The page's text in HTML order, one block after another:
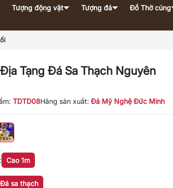
Tượng động vật Tượng đá
Đồ Thờ cúng
Tạng Đá Sa Thạch Nguyên
TDTD08Hãng sản xuất: Đá Mỹ Nghệ Đức Minh
Cao 1m
Đá sa thạch